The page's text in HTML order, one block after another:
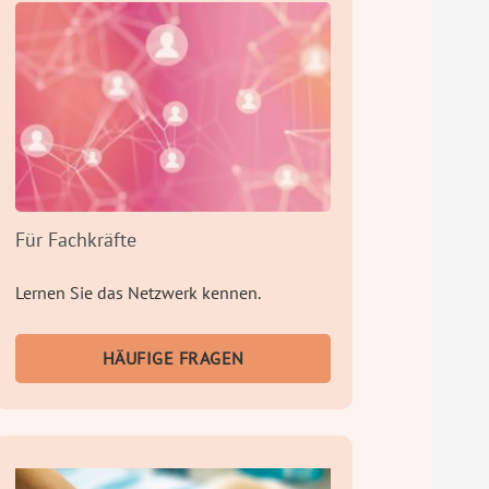
Für Fachkräfte
Lernen Sie das Netzwerk kennen.
HÄUFIGE FRAGEN